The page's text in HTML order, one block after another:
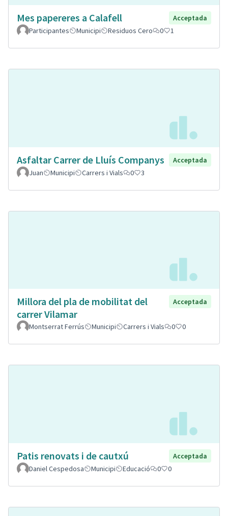
Mes papereres a Calafell
Acceptada
Participantes
Municipi Residuos Cero 0 1
Asfaltar Carrer de Lluís Companys
Acceptada
Juan
Municipi Carrers i Vials 0 3
Millora del pla de mobilitat del
carrer Vilamar
Acceptada
Montserrat Ferrús Municipi Carrers i Vials 0 0
Patis renovats i de cautxú
Acceptada
Daniel Cespedosa
Municipi Educació 0 0